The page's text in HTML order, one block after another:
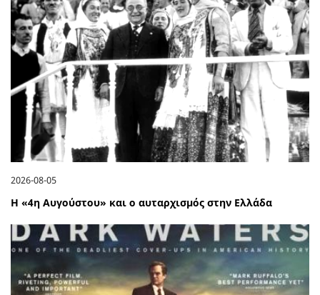
2026-08-05
Η «4η Αυγούστου» και ο αυταρχισμός στην Ελλάδα